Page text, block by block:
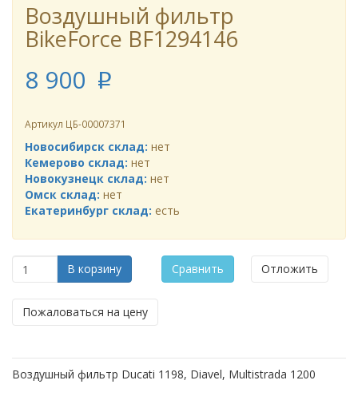
Воздушный фильтр
BikeForce BF1294146
8 900 p
Артикул ЦБ-00007371
Новосибирск склад: нет
Кемерово склад: нет
Новокузнецк склад: нет
Омск склад: нет
Екатеринбург склад: есть
В корзину Сравнить Отложить
Пожаловаться на цену
Воздушный фильтр Ducati 1198, Diavel, Multistrada 1200